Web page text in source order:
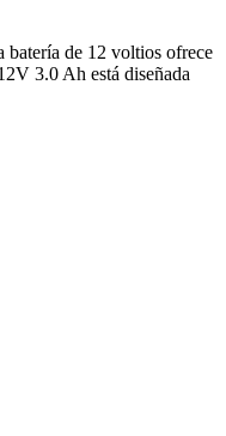
batería de 12 voltios ofrece
3.0 Ah está diseñada